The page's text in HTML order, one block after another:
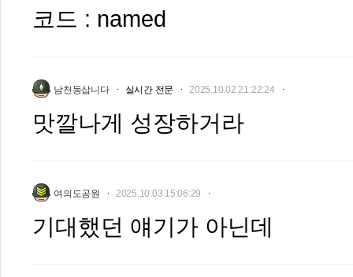
코드 : named
남천동삽니다 실시간 전문 2025.10.02 21:22:24
맛깔나게 성장하거라
여의도공원 2025.10.03 15:06:29
기대했던 얘기가 아닌데